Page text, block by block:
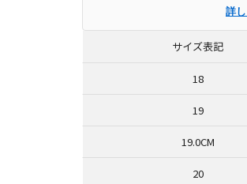
詳
サイズ表記
18
19
19.0CM
20